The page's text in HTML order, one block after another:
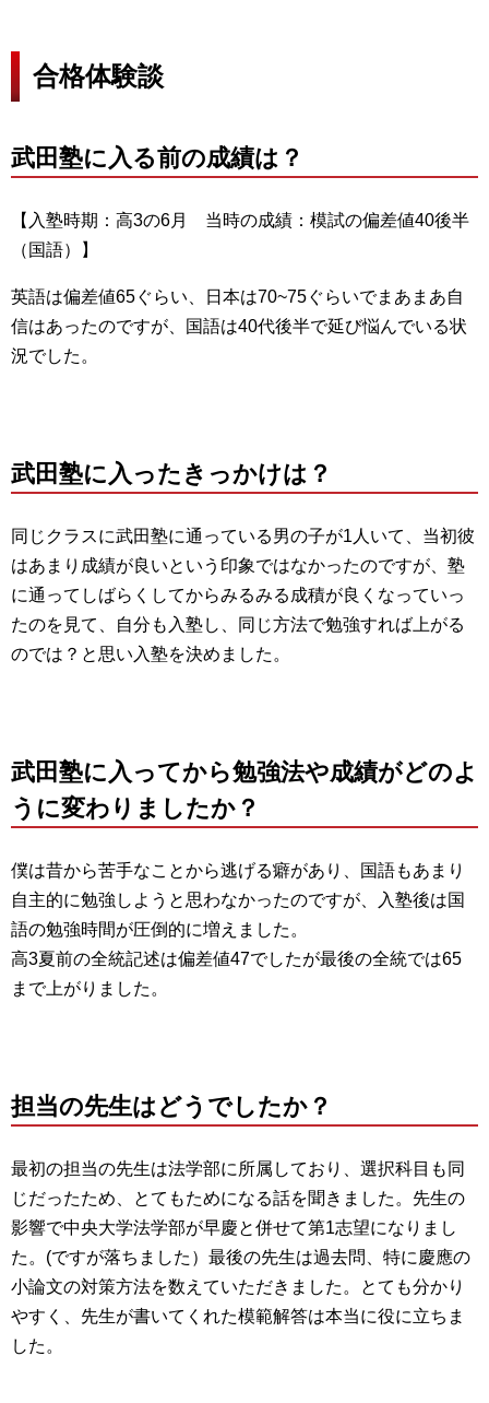
合格体験談
武田塾に入る前の成績は？
【入塾時期：高3の6月 当時の成績：模試の偏差値40後半
（国語）】
英語は偏差値65ぐらい、日本は70~75ぐらいでまあまあ自
信はあったのですが、国語は40代後半で延び悩んでいる状
況でした。
武田塾に入ったきっかけは？
同じクラスに武田塾に通っている男の子が1人いて、当初彼
はあまり成績が良いという印象ではなかったのですが、塾
に通ってしばらくしてからみるみる成積が良くなっていっ
たのを見て、自分も入塾し、同じ方法で勉強すれば上がる
のでは？と思い入塾を決めました。
武田塾に入ってから勉強法や成績がどのよ
うに変わりましたか？
僕は昔から苦手なことから逃げる癖があり、国語もあまり
自主的に勉強しようと思わなかったのですが、入塾後は国
語の勉強時間が圧倒的に増えました。
高3夏前の全統記述は偏差値47でしたが最後の全統では65
まで上がりました。
担当の先生はどうでしたか？
最初の担当の先生は法学部に所属しており、選択科目も同
じだったため、とてもためになる話を聞きました。先生の
影響で中央大学法学部が早慶と併せて第1志望になりまし
た。(ですが落ちました）最後の先生は過去問、特に慶應の
小論文の対策方法を数えていただきました。とても分かり
やすく、先生が書いてくれた模範解答は本当に役に立ちま
した。